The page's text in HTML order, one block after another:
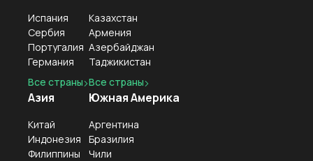
Испания
Сербия
Португалия
Германия
Все страны
Азия
Китай
Индонезия
Филиппины
Казахстан
Армения
Азербайджан
Таджикистан
Все страны
Южная Америка
Аргентина
Бразилия
Чили